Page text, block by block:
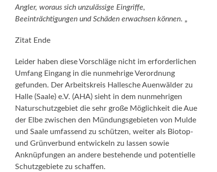
Angler, woraus sich unzulässige Eingriffe,
Beeinträchtigungen und Schäden erwachsen können. „
Zitat Ende
Leider haben diese Vorschläge nicht im erforderlichen
Umfang Eingang in die nunmehrige Verordnung
gefunden. Der Arbeitskreis Hallesche Auenwälder zu
Halle (Saale) e.V. (AHA) sieht in dem nunmehrigen
Naturschutzgebiet die sehr große Möglichkeit die Aue
der Elbe zwischen den Mündungsgebieten von Mulde
und Saale umfassend zu schützen, weiter als Biotop-
und Grünverbund entwickeln zu lassen sowie
Anknüpfungen an andere bestehende und potentielle
Schutzgebiete zu schaffen.